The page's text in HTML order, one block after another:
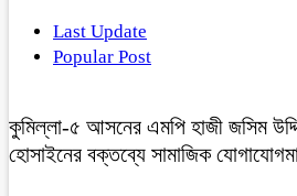
Last Update
Popular Post
কুমিল্লা-৫ আসনের এমপি হাজী জসিম
হোসাইনের বক্তব্যে সামাজিক